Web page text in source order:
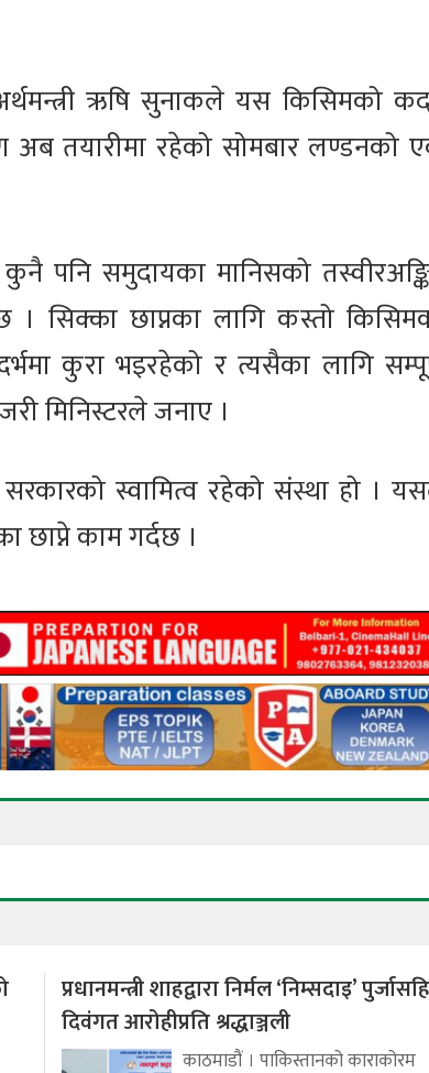
ऋषि सुनाकले यस किसिमको
अब तयारीमा रहेको सोमबार लण्डनको
पनि समुदायका मानिसको
सिक्का छाप्नका लागि कस्तो
कुरा भइरहेको र त्यसैका लागि
मिनिस्टरले जनाए ।
स्वामित्व रहेको संस्था हो ।
छाप्ने काम गर्दछ ।
प्रधानमन्त्री शाहद्वारा निर्मल ‘निम्सदाइ’
दिवंगत आरोहीप्रति श्रद्धाञ्जली
काठमाडौं । पाकिस्तानको काराकोरम